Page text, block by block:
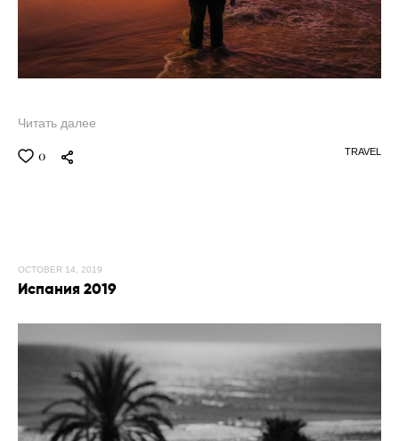
Читать далее
0 TRAVEL
OCTOBER 14, 2019
Испания 2019